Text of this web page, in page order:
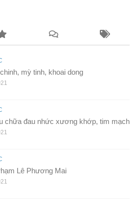
mỳ tinh, khoai dong
chữa đau nhức xương khớp, tim mạch
Lê Phương Mai